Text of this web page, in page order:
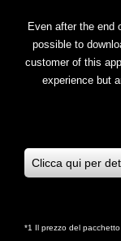
Even after the end
possible to
customer of this
experience but
Clicca qui per
*1 Il prezzo del